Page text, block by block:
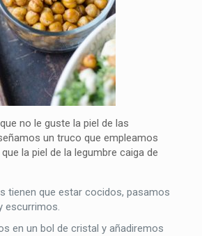
no le guste la piel de las
un truco que empleamos
la piel de la legumbre caiga de
tienen que estar cocidos, pasamos
escurrimos.
en un bol de cristal y añadiremos